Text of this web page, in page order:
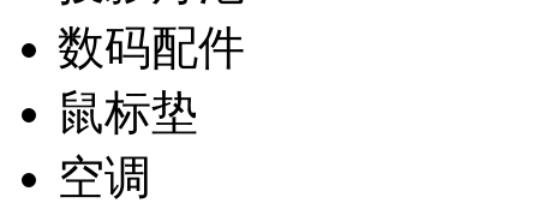
数码配件
鼠标垫
空调